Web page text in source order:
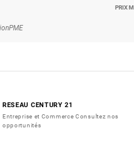
PRIX
RESEAU CENTURY 21
Entreprise et Commerce Consultez nos
opportunités